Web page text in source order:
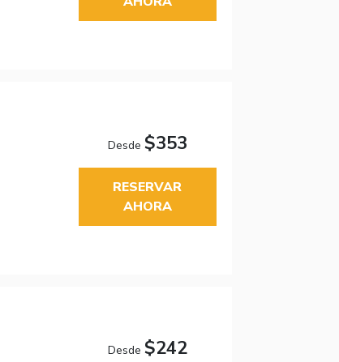
Desde $353
RESERVAR
AHORA
Desde $242